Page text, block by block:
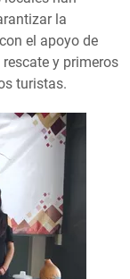
la
el apoyo de
y primeros
turistas.